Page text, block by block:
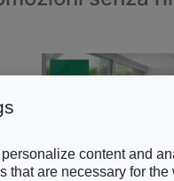
content and
that are necessary for